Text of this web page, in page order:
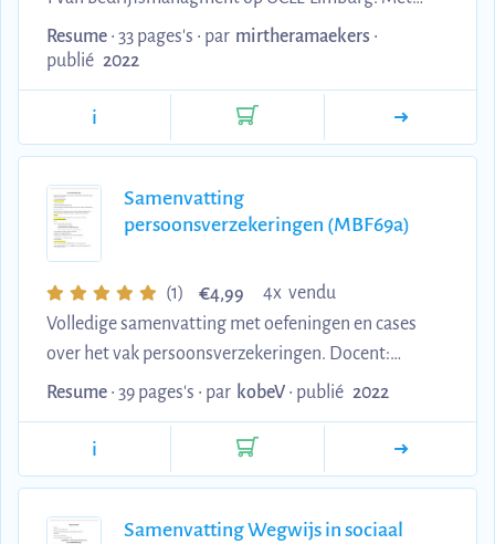
deze samenvatting slaag je direct.
Resume • 33 pages's • par mirtheramaekers •
publié 2022
i
Samenvatting
persoonsverzekeringen (MBF69a)
(1) €4,99
4x vendu
Volledige samenvatting met oefeningen en cases
over het vak persoonsverzekeringen. Docent:
Virginie lauwers. Afstudeerrichting financie en
Resume • 39 pages's • par kobeV • publié 2022
i
Samenvatting Wegwijs in sociaal